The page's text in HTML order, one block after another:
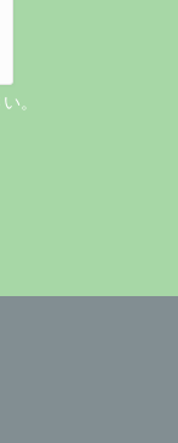
。